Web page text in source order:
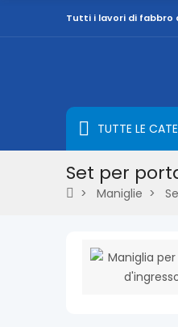
Tutti i lavori di fabbro
TUTTE LE
Set per
Maniglie